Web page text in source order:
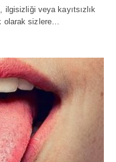
ilgisizliği veya kayıtsızlık
olarak sizlere…